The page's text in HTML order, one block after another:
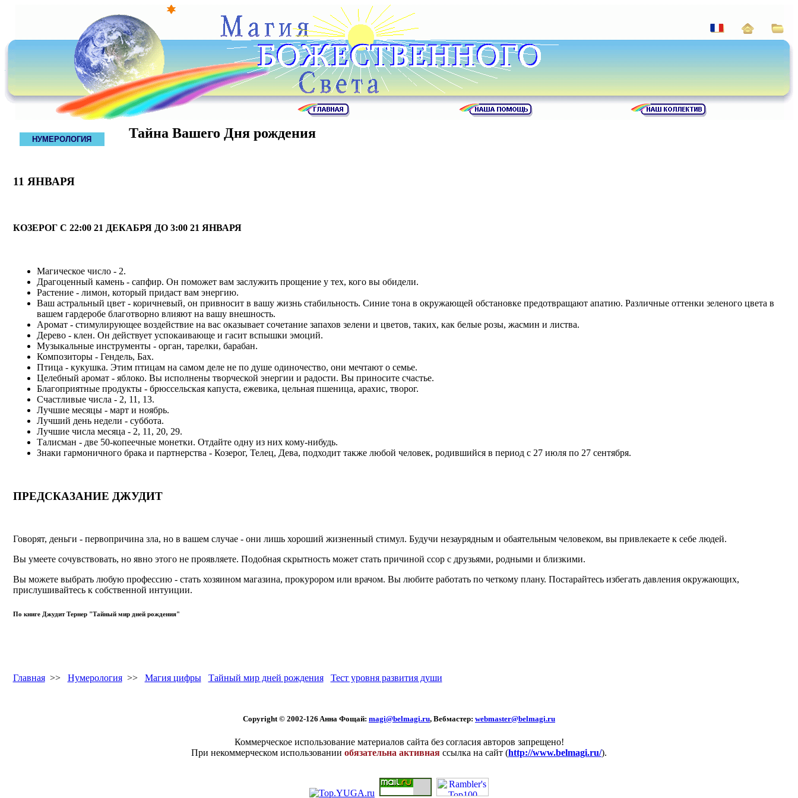
НУМЕРОЛОГИЯ Тайна Вашего Дня рождения
11 ЯНВАРЯ
КОЗЕРОГ С 22:00 21 ДЕКАБРЯ ДО 3:00 21 ЯНВАРЯ
Магическое число - 2.
Драгоценный камень - сапфир. Он поможет вам заслужить прощение у тех, кого вы обидели.
Растение - лимон, который придаст вам энергию.
Ваш астральный цвет - коричневый, он привносит в вашу жизнь стабильность. Синие тона в окружающей обстановке предотвращают апатию. Различные оттенки зеленого цвета в
вашем гардеробе благотворно влияют на вашу внешность.
Аромат - стимулирующее воздействие на вас оказывает сочетание запахов зелени и цветов, таких, как белые розы, жасмин и листва.
Дерево - клен. Он действует успокаивающе и гасит вспышки эмоций.
Музыкальные инструменты - орган, тарелки, барабан.
Композиторы - Гендель, Бах.
Птица - кукушка. Этим птицам на самом деле не по душе одиночество, они мечтают о семье.
Целебный аромат - яблоко. Вы исполнены творческой энергии и радости. Вы приносите счастье.
Благоприятные продукты - брюссельская капуста, ежевика, цельная пшеница, арахис, творог.
Счастливые числа - 2, 11, 13.
Лучшие месяцы - март и ноябрь.
Лучший день недели - суббота.
Лучшие числа месяца - 2, 11, 20, 29.
Талисман - две 50-копеечные монетки. Отдайте одну из них кому-нибудь.
Знаки гармоничного брака и партнерства - Козерог, Телец, Дева, подходит также любой человек, родившийся в период с 27 июля по 27 сентября.
ПРЕДСКАЗАНИЕ ДЖУДИТ
Говорят, деньги - первопричина зла, но в вашем случае - они лишь хороший жизненный стимул. Будучи незаурядным и обаятельным человеком, вы привлекаете к себе людей.
Вы умеете сочувствовать, но явно этого не проявляете. Подобная скрытность может стать причиной ссор с друзьями, родными и близкими.
Вы можете выбрать любую профессию - стать хозяином магазина, прокурором или врачом. Вы любите работать по четкому плану. Постарайтесь избегать давления окружающих,
прислушивайтесь к собственной интуиции.
По книге Джудит Тернер "Тайный мир дней рождения"
Главная>> Нумерология>> Магия цифры Тайный мир дней рождения Тест уровня развития души
Copyright © 2002-126 Aннa Фoщaй: magi@belmagi.ru, Вебмастер: webmaster@belmagi.ru
Коммерческое использование материалов сайта без согласия авторов запрещено!
При некоммерческом использовании обязательна активная ссылка на сайт (http://www.belmagi.ru/).